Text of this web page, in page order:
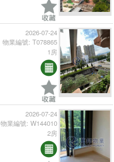
2026-07-24
物業編號: T078865
1房
2026-07-24
物業編號: W144010
2房